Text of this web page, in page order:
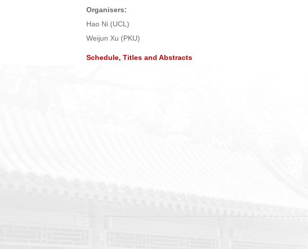
Organisers:
Hao Ni (UCL)
Weijun Xu (PKU)
Schedule, Titles and Abstracts